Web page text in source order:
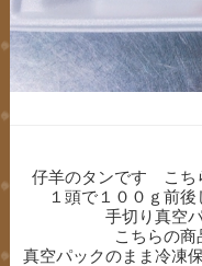
仔羊のタンです こち
１頭で１００ｇ前
手切り真空
こちらの
真空パックのまま冷凍